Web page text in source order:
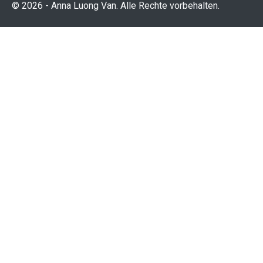
© 2026 - Anna Luong Van. Alle Rechte vorbehalten.